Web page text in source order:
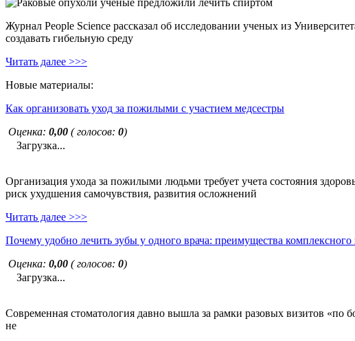
Журнал People Science рассказал об исследовании ученых из
создавать гибельную среду
Читать далее >>>
Новые материалы:
Как организовать уход за пожилыми с участием медсестры
Оценка: 0,00 ( голосов: 0)
Загрузка...
Организация ухода за пожилыми людьми требует учета состояния
риск ухудшения самочувствия, развития осложнений
Читать далее >>>
Почему удобно лечить зубы у одного врача: преимущества комплексного
Оценка: 0,00 ( голосов: 0)
Загрузка...
Современная стоматология давно вышла за рамки разовых визитов
не